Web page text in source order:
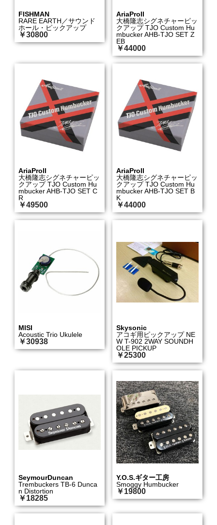
FISHMAN
RARE EARTH／サウンド
ホール・ピックアップ
￥30800
AriaProII
大橋隆志シグネチャーピッ
クアップ TJO Custom Hu
mbucker AHB-TJO SET Z
EB
￥44000
AriaProII
大橋隆志シグネチャーピッ
クアップ TJO Custom Hu
mbucker AHB-TJO SET C
R
￥49500
AriaProII
大橋隆志シグネチャーピッ
クアップ TJO Custom Hu
mbucker AHB-TJO SET B
K
￥44000
MISI
Acoustic Trio Ukulele
￥30938
Skysonic
アコギ用ピックアップ NE
W T-902 2WAY SOUNDH
OLE PICKUP
￥25300
SeymourDuncan
Trembuckers TB-6 Dunca
n Distortion
￥18285
Y.O.S.ギター工房
Smoggy Humbucker
￥19800